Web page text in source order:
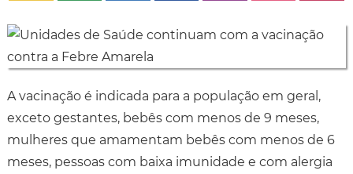
A vacinação é indicada para a população em geral,
exceto gestantes, bebês com menos de 9 meses,
mulheres que amamentam bebês com menos de 6
meses, pessoas com baixa imunidade e com alergia